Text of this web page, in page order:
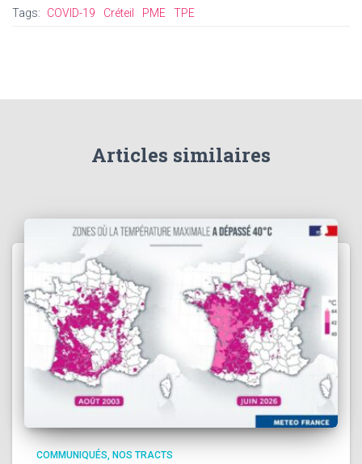
Tags: COVID-19 Créteil PME TPE
Articles similaires
COMMUNIQUÉS NOS TRACTS